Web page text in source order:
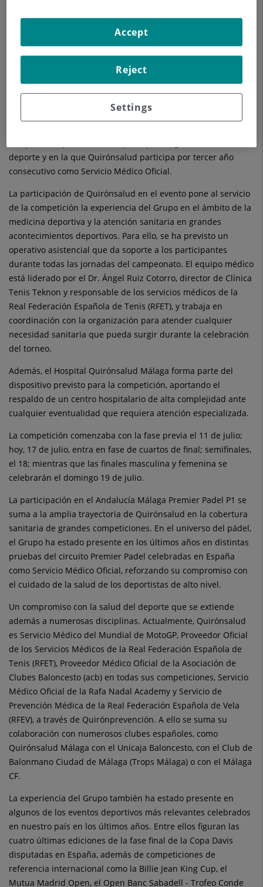
El Grupo despliega un dispositivo asistencial para
acompañar a jugadores y organización durante el torneo,
con el Hospital Quirónsalud Málaga como centro de
referencia.
El mejor pádel del mundo está presente en Málaga del 11 al
19 de julio con la celebración del Andalucía Málaga Premier
Padel P1, una de las pruebas más destacadas del circuito
Qatar Airways Premier Padel Tour. El Palacio de Deportes José
deporte y en la que Quirónsalud participa por tercer año
consecutivo como Servicio Médico Oficial.
La participación de Quirónsalud en el evento pone al servicio
de la competición la experiencia del Grupo en el ámbito de la
medicina deportiva y la atención sanitaria en grandes
acontecimientos deportivos. Para ello, se ha previsto un
operativo asistencial que da soporte a los participantes
durante todas las jornadas del campeonato. El equipo médico
está liderado por el Dr. Ángel Ruiz Cotorro, director de Clínica
Tenis Teknon y responsable de los servicios médicos de la
Real Federación Española de Tenis (RFET), y trabaja en
coordinación con la organización para atender cualquier
necesidad sanitaria que pueda surgir durante la celebración
del torneo.
Además, el Hospital Quirónsalud Málaga forma parte del
dispositivo previsto para la competición, aportando el
respaldo de un centro hospitalario de alta complejidad ante
cualquier eventualidad que requiera atención especializada.
La competición comenzaba con la fase previa el 11 de julio;
hoy, 17 de julio, entra en fase de cuartos de final; semifinales,
el 18; mientras que las finales masculina y femenina se
celebrarán el domingo 19 de julio.
La participación en el Andalucía Málaga Premier Padel P1 se
suma a la amplia trayectoria de Quirónsalud en la cobertura
sanitaria de grandes competiciones. En el universo del pádel,
el Grupo ha estado presente en los últimos años en distintas
pruebas del circuito Premier Padel celebradas en España
como Servicio Médico Oficial, reforzando su compromiso con
el cuidado de la salud de los deportistas de alto nivel.
Un compromiso con la salud del deporte que se extiende
además a numerosas disciplinas. Actualmente, Quirónsalud
es Servicio Médico del Mundial de MotoGP, Proveedor Oficial
de los Servicios Médicos de la Real Federación Española de
Tenis (RFET), Proveedor Médico Oficial de la Asociación de
Clubes Baloncesto (acb) en todas sus competiciones, Servicio
Médico Oficial de la Rafa Nadal Academy y Servicio de
Prevención Médica de la Real Federación Española de Vela
(RFEV), a través de Quirónprevención. A ello se suma su
colaboración con numerosos clubes españoles, como
Quirónsalud Málaga con el Unicaja Baloncesto, con el Club de
Balonmano Ciudad de Málaga (Trops Málaga) o con el Málaga
CF.
La experiencia del Grupo también ha estado presente en
algunos de los eventos deportivos más relevantes celebrados
en nuestro país en los últimos años. Entre ellos figuran las
cuatro últimas ediciones de la fase final de la Copa Davis
disputadas en España, además de competiciones de
referencia internacional como la Billie Jean King Cup, el
Mutua Madrid Open, el Open Banc Sabadell - Trofeo Conde
Settings
Reject
Accept